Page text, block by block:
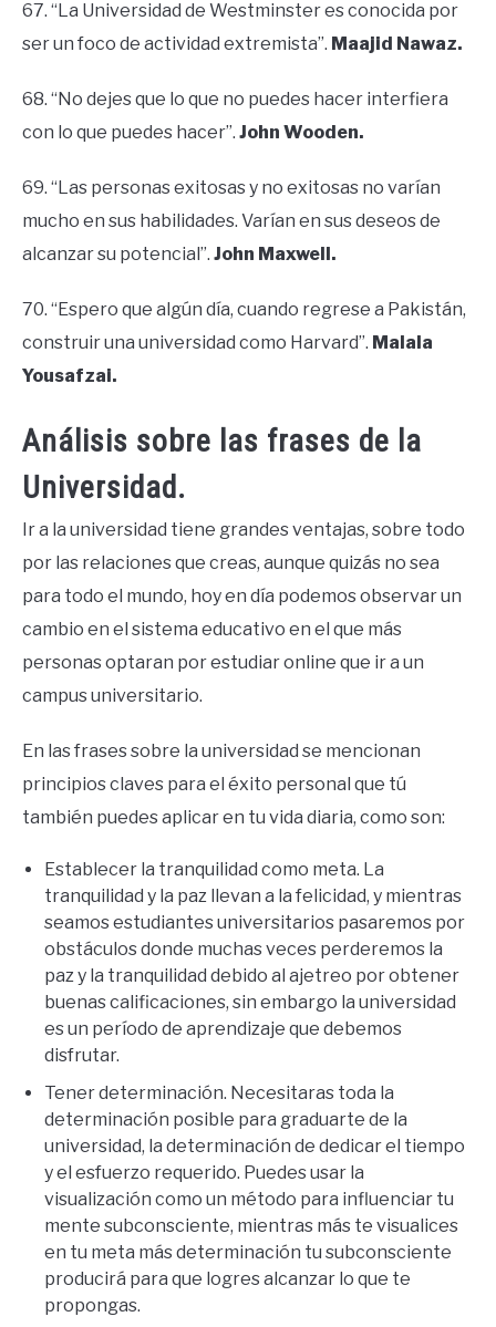
67. “La Universidad de Westminster es conocida por
ser un foco de actividad extremista”. Maajid Nawaz.
68. “No dejes que lo que no puedes hacer interfiera
con lo que puedes hacer”. John Wooden.
69. “Las personas exitosas y no exitosas no varían
mucho en sus habilidades. Varían en sus deseos de
alcanzar su potencial”. John Maxwell.
70. “Espero que algún día, cuando regrese a Pakistán,
construir una universidad como Harvard”. Malala
Yousafzai.
Análisis sobre las frases de la
Universidad.
Ir a la universidad tiene grandes ventajas, sobre todo
por las relaciones que creas, aunque quizás no sea
para todo el mundo, hoy en día podemos observar un
cambio en el sistema educativo en el que más
personas optaran por estudiar online que ir a un
campus universitario.
En las frases sobre la universidad se mencionan
principios claves para el éxito personal que tú
también puedes aplicar en tu vida diaria, como son:
Establecer la tranquilidad como meta. La
tranquilidad y la paz llevan a la felicidad, y mientras
seamos estudiantes universitarios pasaremos por
obstáculos donde muchas veces perderemos la
paz y la tranquilidad debido al ajetreo por obtener
buenas calificaciones, sin embargo la universidad
es un período de aprendizaje que debemos
disfrutar.
Tener determinación. Necesitaras toda la
determinación posible para graduarte de la
universidad, la determinación de dedicar el tiempo
y el esfuerzo requerido. Puedes usar la
visualización como un método para influenciar tu
mente subconsciente, mientras más te visualices
en tu meta más determinación tu subconsciente
producirá para que logres alcanzar lo que te
propongas.